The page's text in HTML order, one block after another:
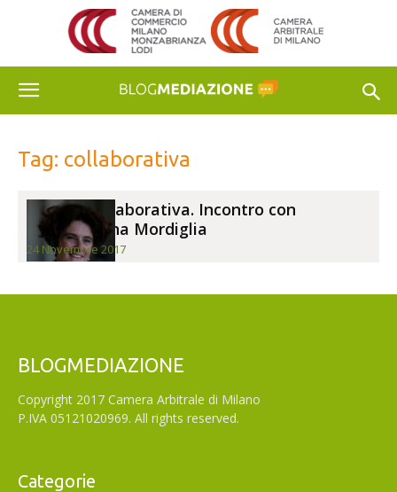
Tag: collaborativa
Pratica Collaborativa. Incontro con
Mariacristina Mordiglia
24 Novembre 2017
BLOGMEDIAZIONE
Copyright 2017 Camera Arbitrale di Milano
P.IVA 05121020969. All rights reserved.
Categorie